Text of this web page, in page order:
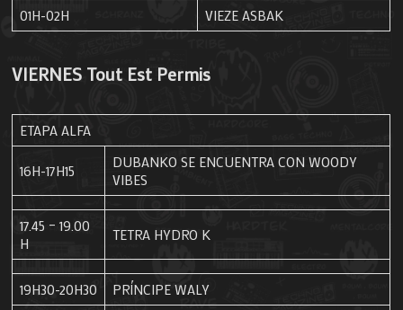
01H-02H
VIEZE ASBAK
VIERNES Tout Est Permis
ETAPA ALFA
16H-17H15
DUBANKO SE ENCUENTRA CON WOODY
VIBES
17.45 – 19.00
H
TETRA HYDRO K
19H30-20H30 PRÍNCIPE WALY